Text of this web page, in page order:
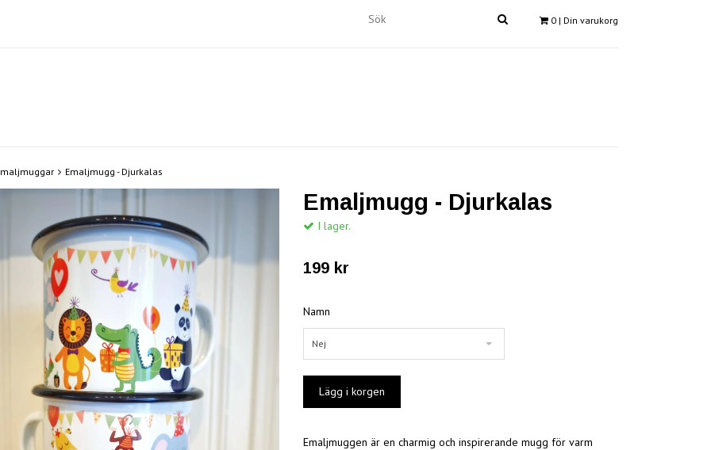
0 | Din varukorg
Emaljmugg - Djurkalas
Emaljmugg - Djurkalas
I lager.
199 kr
Namn
Nej
Emaljmuggen är en charmig och inspirerande mugg för varm